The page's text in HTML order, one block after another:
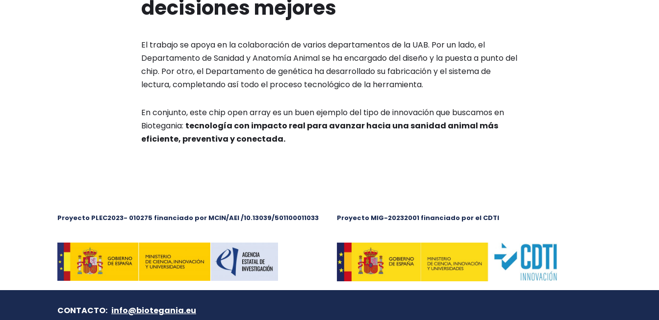
decisiones mejores
El trabajo se apoya en la colaboración de varios departamentos de la UAB. Por un lado, el
Departamento de Sanidad y Anatomía Animal se ha encargado del diseño y la puesta a punto del
chip. Por otro, el Departamento de genética ha desarrollado su fabricación y el sistema de
lectura, completando así todo el proceso tecnológico de la herramienta.
En conjunto, este chip open array es un buen ejemplo del tipo de innovación que buscamos en
Biotegania: tecnología con impacto real para avanzar hacia una sanidad animal más
eficiente, preventiva y conectada.
Proyecto PLEC2023- 010275 financiado por MCIN/AEI /10.13039/501100011033 Proyecto MIG-20232001 financiado por el CDTI
CONTACTO: info@biotegania.eu